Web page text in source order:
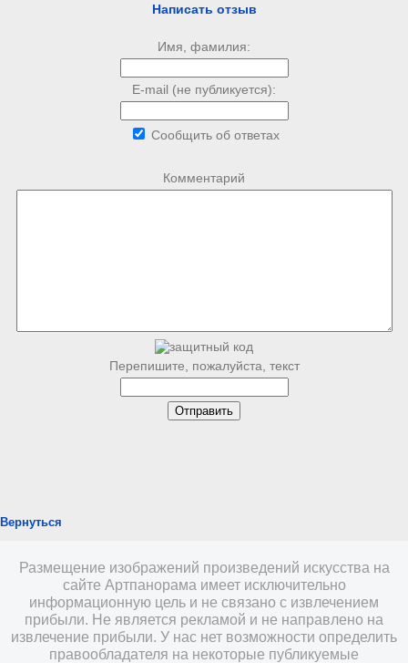
Написать отзыв
Имя, фамилия:
E-mail (не публикуется):
Сообщить об ответах
Комментарий
Перепишите, пожалуйста, текст
Вернуться
Размещение изображений произведений искусства на
сайте Артпанорама имеет исключительно
информационную цель и не связано с извлечением
прибыли. Не является рекламой и не направлено на
извлечение прибыли. У нас нет возможности определить
правообладателя на некоторые публикуемые